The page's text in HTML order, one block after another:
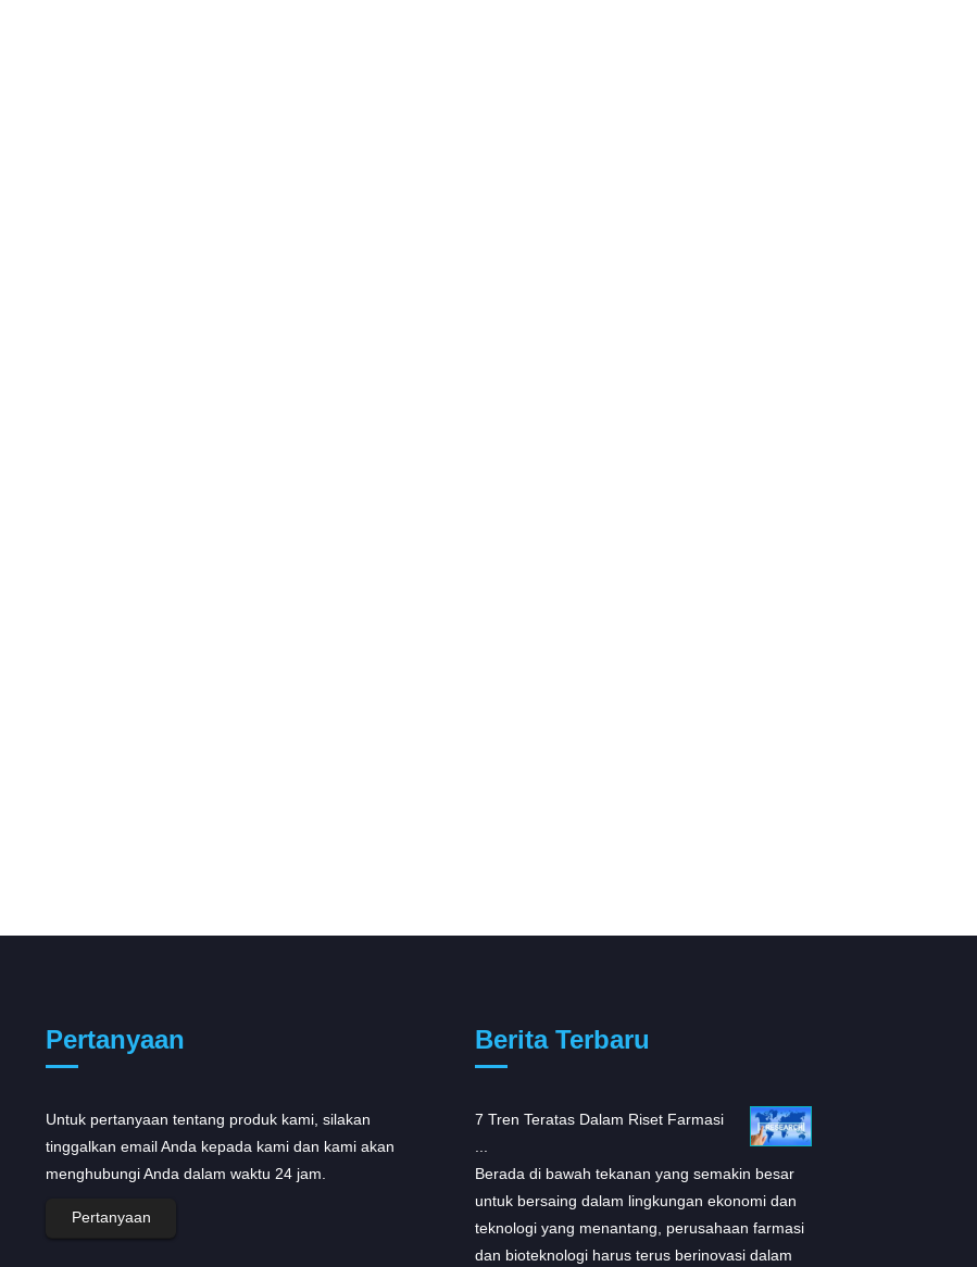
Pertanyaan
Untuk pertanyaan tentang produk kami, silakan
tinggalkan email Anda kepada kami dan kami akan
menghubungi Anda dalam waktu 24 jam.
Pertanyaan
Berita Terbaru
AstraZeneca menerima dorongan
regulasi untuk...
AstraZeneca menerima dorongan ganda untuk
regulator AS dan Eropa menerima pengajuan
7 Tren Teratas Dalam Riset Farmasi
...
Berada di bawah tekanan yang semakin besar
untuk bersaing dalam lingkungan ekonomi dan
teknologi yang menantang, perusahaan farmasi
dan bioteknologi harus terus berinovasi dalam